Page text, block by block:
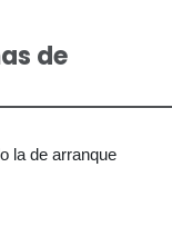
de
la de arranque